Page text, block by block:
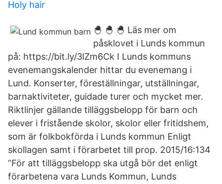
Holy hair
🐣 🐣 🐣 Läs mer om
påsklovet i Lunds kommun
på: https://bit.ly/3lZm6Ck I Lunds kommuns
evenemangskalender hittar du evenemang i
Lund. Konserter, föreställningar, utställningar,
barnaktiviteter, guidade turer och mycket mer.
Riktlinjer gällande tilläggsbelopp för barn och
elever i fristående skolor, skolor eller fritidshem,
som är folkbokförda i Lunds kommun Enligt
skollagen samt i förarbetet till prop. 2015/16:134
”För att tilläggsbelopp ska utgå bör det enligt
förarbetena vara Lunds Kommun, Lunds